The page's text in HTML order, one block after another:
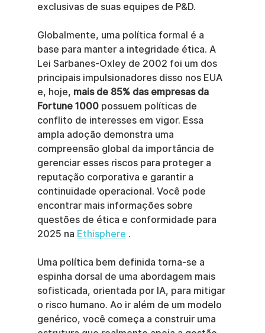
exclusivas de suas equipes de P&D.
Globalmente, uma política formal é a
base para manter a integridade ética. A
Lei Sarbanes-Oxley de 2002 foi um dos
principais impulsionadores disso nos EUA
e, hoje, mais de 85% das empresas da
Fortune 1000 possuem políticas de
conflito de interesses em vigor. Essa
ampla adoção demonstra uma
compreensão global da importância de
gerenciar esses riscos para proteger a
reputação corporativa e garantir a
continuidade operacional. Você pode
encontrar mais informações sobre
questões de ética e conformidade para
2025 na Ethisphere .
Uma política bem definida torna-se a
espinha dorsal de uma abordagem mais
sofisticada, orientada por IA, para mitigar
o risco humano. Ao ir além de um modelo
genérico, você começa a construir uma